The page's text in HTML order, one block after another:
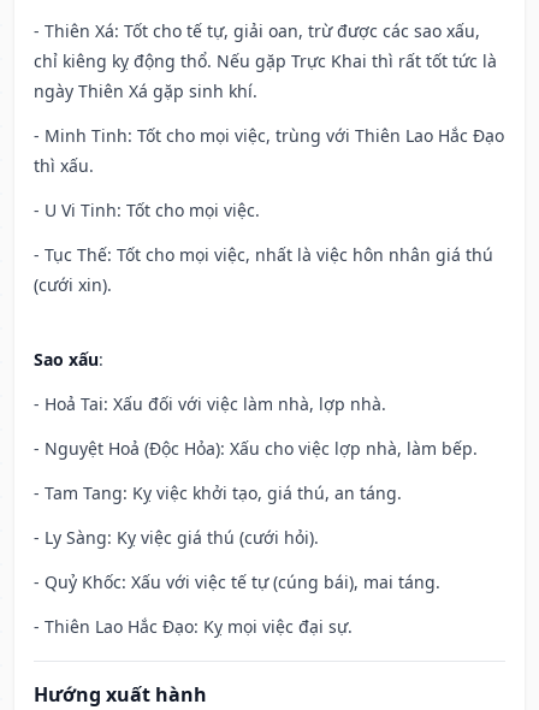
- Thiên Xá: Tốt cho tế tự, giải oan, trừ được các sao xấu,
chỉ kiêng kỵ động thổ. Nếu gặp Trực Khai thì rất tốt tức là
ngày Thiên Xá gặp sinh khí.
- Minh Tinh: Tốt cho mọi việc, trùng với Thiên Lao Hắc Đạo
thì xấu.
- U Vi Tinh: Tốt cho mọi việc.
- Tục Thế: Tốt cho mọi việc, nhất là việc hôn nhân giá thú
(cưới xin).
Sao xấu:
- Hoả Tai: Xấu đối với việc làm nhà, lợp nhà.
- Nguyệt Hoả (Độc Hỏa): Xấu cho việc lợp nhà, làm bếp.
- Tam Tang: Kỵ việc khởi tạo, giá thú, an táng.
- Ly Sàng: Kỵ việc giá thú (cưới hỏi).
- Quỷ Khốc: Xấu với việc tế tự (cúng bái), mai táng.
- Thiên Lao Hắc Đạo: Kỵ mọi việc đại sự.
Hướng xuất hành